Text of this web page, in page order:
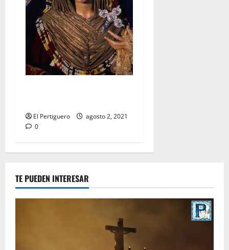
El Pertiguero
agosto 2, 2021
0
TE PUEDEN INTERESAR